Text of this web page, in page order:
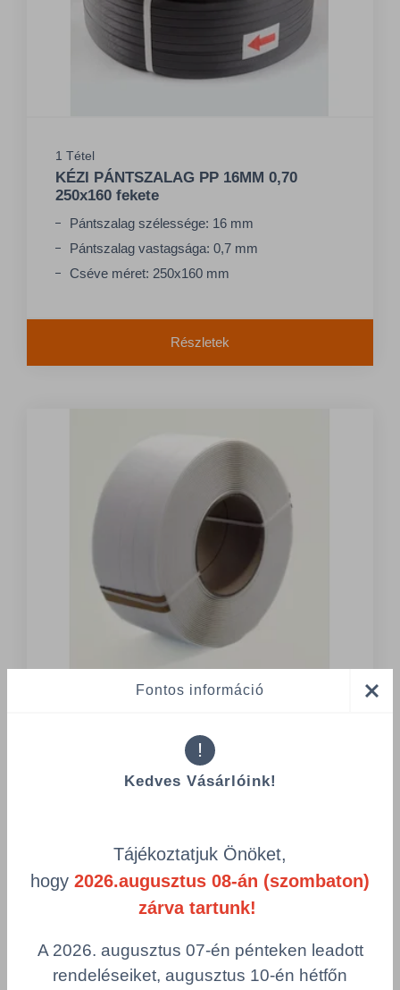
1 Tétel
KÉZI PÁNTSZALAG PP 16MM 0,70
250x160 fekete
Pántszalag szélessége: 16 mm
Pántszalag vastagsága: 0,7 mm
Cséve méret: 250x160 mm
Részletek
Pántszalag szélessége: 5 mm
Fontos információ
!
Kedves Vásárlóink!
Tájékoztatjuk Önöket,
hogy 2026.augusztus 08-án (szombaton)
zárva tartunk!
A 2026. augusztus 07-én pénteken leadott
rendeléseiket, augusztus 10-én hétfőn